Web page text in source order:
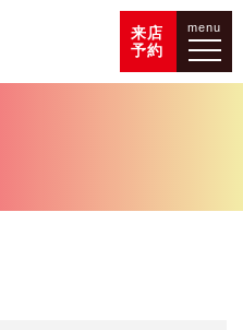
来店
予約
menu